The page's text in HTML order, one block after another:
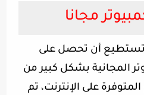
مجانا
تستطيع أن تحصل على
المجانية بشكل كبير من
على الإنترنت، تم